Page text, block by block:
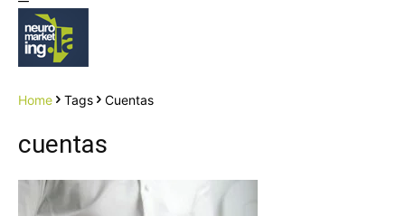
Home Tags Cuentas
cuentas